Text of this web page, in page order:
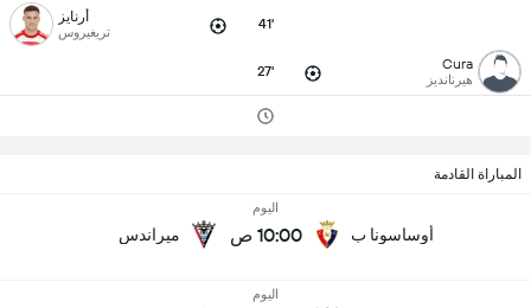
41' أرنايز
تريغيروس
Cura
هيرنانديز 27'
المباراة القادمة
أوساسونا ب
اليوم
10:00 ص ميراندس
اليوم